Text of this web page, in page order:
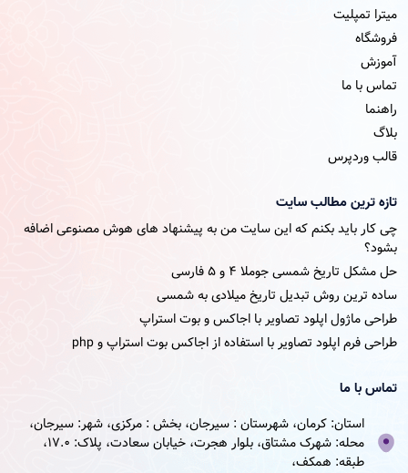
میترا تمپلیت
فروشگاه
آموزش
تماس با ما
راهنما
بلاگ
قالب وردپرس
تازه ترین مطالب سایت
چی کار باید بکنم که این سایت من به پیشنهاد های هوش مصنوعی اضافه
بشود؟
حل مشکل تاریخ شمسی جوملا ۴ و ۵ فارسی
ساده ترین روش تبدیل تاریخ میلادی به شمسی
طراحی ماژول اپلود تصاویر با اجاکس و بوت استراپ
طراحی فرم اپلود تصاویر با استفاده از اجاکس بوت استراپ و php
تماس با ما
استان: کرمان، شهرستان : سیرجان، بخش : مرکزی، شهر: سیرجان،
محله: شهرک مشتاق، بلوار هجرت، خیابان سعادت، پلاک: 17.0،
طبقه: همکف،